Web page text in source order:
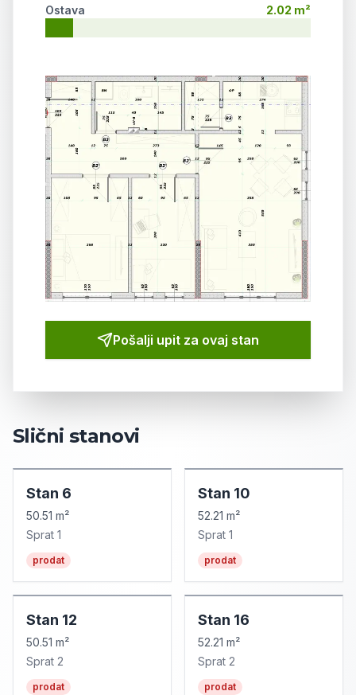
Ostava 2.02 m²
Pošalji upit za ovaj stan
Slični stanovi
Stan 6
50.51 m²
Sprat 1
prodat
Stan 10
52.21 m²
Sprat 1
prodat
Stan 12
50.51 m²
Sprat 2
prodat
Stan 16
52.21 m²
Sprat 2
prodat